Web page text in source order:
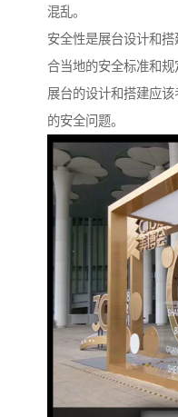
混乱。
安全性是展台设计和
合当地的安全标准和规
展台的设计和搭建应
的安全问题。